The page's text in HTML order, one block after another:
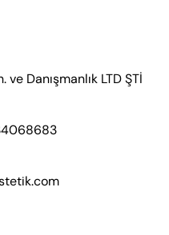
Danışmanlık LTD ŞTİ